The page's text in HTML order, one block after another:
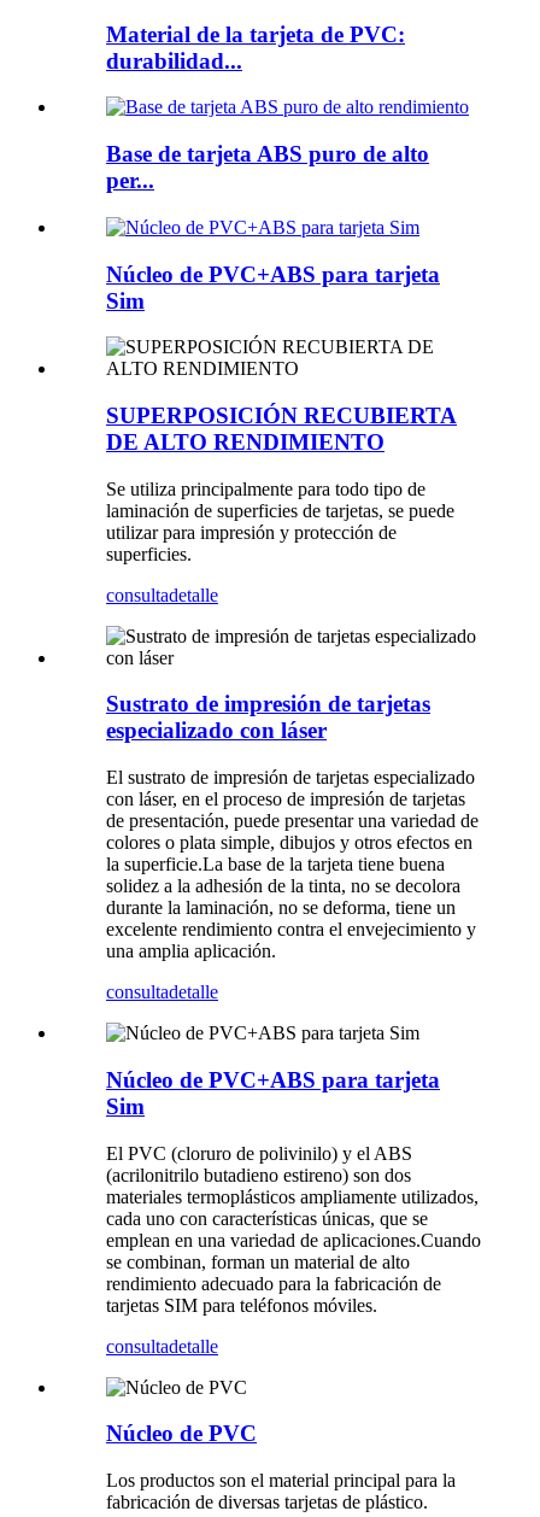
Material de la tarjeta de PVC:
durabilidad...
Base de tarjeta ABS puro de alto
per...
Núcleo de PVC+ABS para tarjeta
Sim
SUPERPOSICIÓN RECUBIERTA
DE ALTO RENDIMIENTO
Se utiliza principalmente para todo tipo de
laminación de superficies de tarjetas, se puede
utilizar para impresión y protección de
superficies.
consultadetalle
Sustrato de impresión de tarjetas
especializado con láser
El sustrato de impresión de tarjetas especializado
con láser, en el proceso de impresión de tarjetas
de presentación, puede presentar una variedad de
colores o plata simple, dibujos y otros efectos en
la superficie.La base de la tarjeta tiene buena
solidez a la adhesión de la tinta, no se decolora
durante la laminación, no se deforma, tiene un
excelente rendimiento contra el envejecimiento y
una amplia aplicación.
consultadetalle
Núcleo de PVC+ABS para tarjeta
Sim
El PVC (cloruro de polivinilo) y el ABS
(acrilonitrilo butadieno estireno) son dos
materiales termoplásticos ampliamente utilizados,
cada uno con características únicas, que se
emplean en una variedad de aplicaciones.Cuando
se combinan, forman un material de alto
rendimiento adecuado para la fabricación de
tarjetas SIM para teléfonos móviles.
consultadetalle
Núcleo de PVC
Los productos son el material principal para la
fabricación de diversas tarjetas de plástico.